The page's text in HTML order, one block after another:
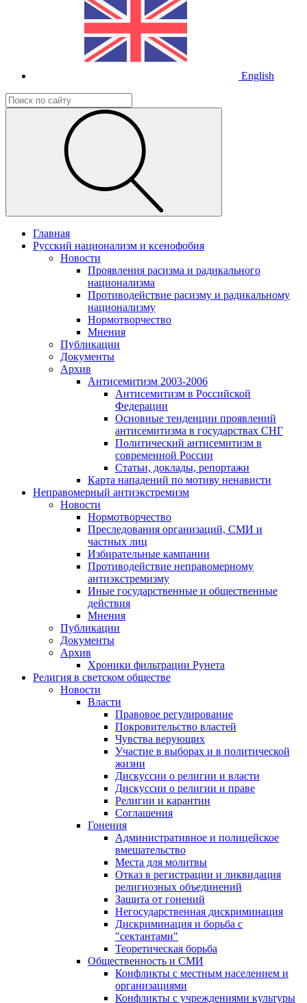
English
Главная
Русский национализм и ксенофобия
Новости
Проявления расизма и радикального
национализма
Противодействие расизму и радикальному
национализму
Нормотворчество
Мнения
Публикации
Документы
Архив
Антисемитизм 2003-2006
Антисемитизм в Российской
Федерации
Основные тенденции проявлений
антисемитизма в государствах СНГ
Политический антисемитизм в
современной России
Статьи, доклады, репортажи
Карта нападений по мотиву ненависти
Неправомерный антиэкстремизм
Новости
Нормотворчество
Преследования организаций, СМИ и
частных лиц
Избирательные кампании
Противодействие неправомерному
антиэкстремизму
Иные государственные и общественные
действия
Мнения
Публикации
Документы
Архив
Хроники фильтрации Рунета
Религия в светском обществе
Новости
Власти
Правовое регулирование
Покровительство властей
Чувства верующих
Участие в выборах и в политической
жизни
Дискуссии о религии и власти
Дискуссии о религии и праве
Религии и карантин
Соглашения
Гонения
Административное и полицейское
вмешательство
Места для молитвы
Отказ в регистрации и ликвидация
религиозных объединений
Защита от гонений
Негосударственная дискриминация
Дискриминация и борьба с
"сектантами"
Теоретическая борьба
Общественность и СМИ
Конфликты с местным населением и
организациями
Конфликты с учреждениями культуры